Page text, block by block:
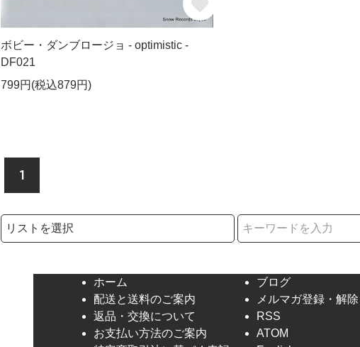
ボビー・ダンブロージョ - optimistic -
DF021
799円(税込879円)
1
検索リストの選択
ホーム
配送と送料のご案内
返品・交換について
お支払い方法のご案内
ブログ
メルマガ登録・解除
RSS
ATOM